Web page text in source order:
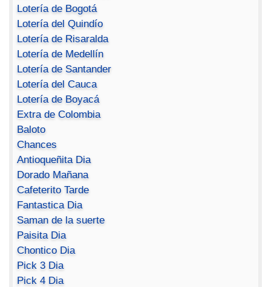
Lotería de Bogotá
Lotería del Quindío
Lotería de Risaralda
Lotería de Medellín
Lotería de Santander
Lotería del Cauca
Lotería de Boyacá
Extra de Colombia
Baloto
Chances
Antioqueñita Dia
Dorado Mañana
Cafeterito Tarde
Fantastica Dia
Saman de la suerte
Paisita Dia
Chontico Dia
Pick 3 Dia
Pick 4 Dia